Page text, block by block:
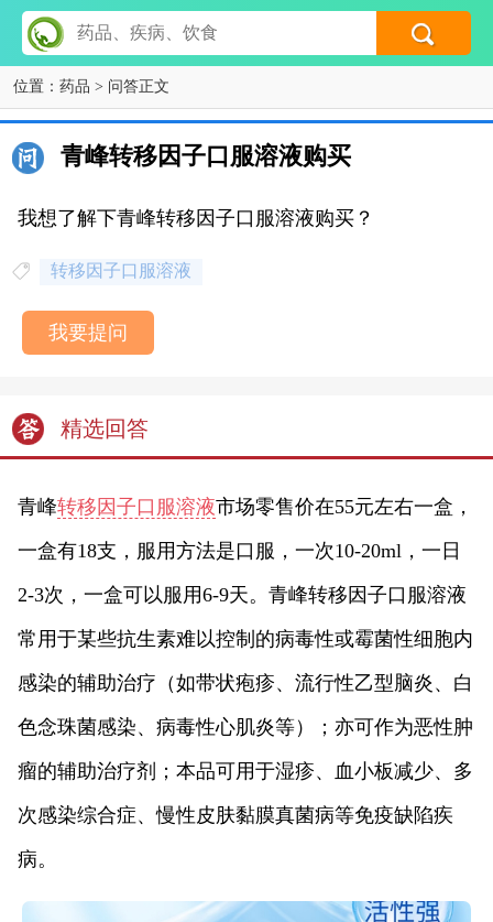
位置： 药品 > 问答正文
青峰转移因子口服溶液购买
我想了解下青峰转移因子口服溶液购买？
转移因子口服溶液
我要提问
精选回答
青峰转移因子口服溶液市场零售价在55元左右一盒，
一盒有18支，服用方法是口服，一次10-20ml，一日
2-3次，一盒可以服用6-9天。青峰转移因子口服溶液
常用于某些抗生素难以控制的病毒性或霉菌性细胞内
感染的辅助治疗（如带状疱疹、流行性乙型脑炎、白
色念珠菌感染、病毒性心肌炎等）；亦可作为恶性肿
瘤的辅助治疗剂；本品可用于湿疹、血小板减少、多
次感染综合症、慢性皮肤黏膜真菌病等免疫缺陷疾
病。